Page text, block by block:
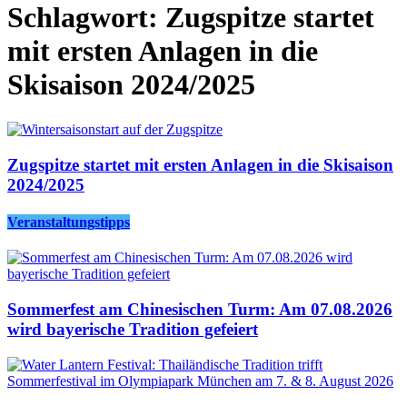
Schlagwort: Zugspitze startet
mit ersten Anlagen in die
Skisaison 2024/2025
Zugspitze startet mit ersten Anlagen in die Skisaison
2024/2025
Veranstaltungstipps
Sommerfest am Chinesischen Turm: Am 07.08.2026
wird bayerische Tradition gefeiert